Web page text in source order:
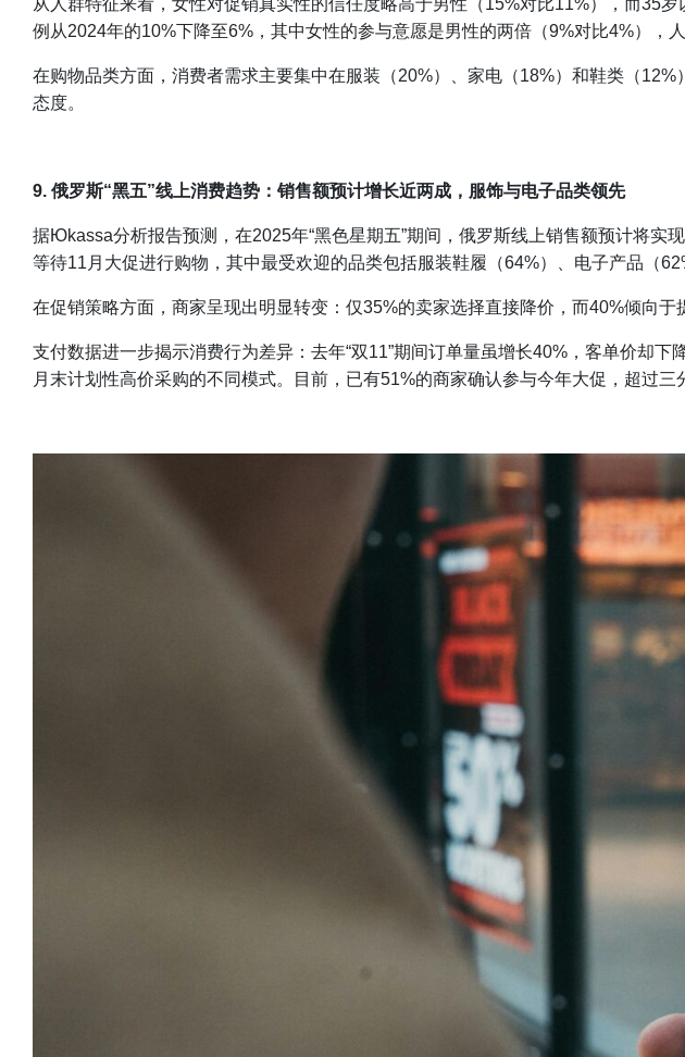
从人群特征来看，女性对促销真实性的信任度略高于男性（15%对比11%），而35
例从2024年的10%下降至6%，其中女性的参与意愿是男性的两倍（9%对比4%），
在购物品类方面，消费者需求主要集中在服装（20%）、家电（18%）和鞋类（
态度。
9. 俄罗斯“黑五”线上消费趋势：销售额预计增长近两成，服饰与电子品类领先
据Юkassa分析报告预测，在2025年“黑色星期五”期间，俄罗斯线上销售额预计将
等待11月大促进行购物，其中最受欢迎的品类包括服装鞋履（64%）、电子产品（
在促销策略方面，商家呈现出明显转变：仅35%的卖家选择直接降价，而40%倾向
支付数据进一步揭示消费行为差异：去年“双11”期间订单量虽增长40%，客单价却
月末计划性高价采购的不同模式。目前，已有51%的商家确认参与今年大促，超过三